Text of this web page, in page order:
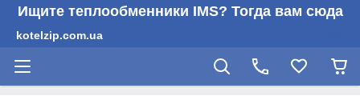
Ищите теплообменники IMS? Тогда вам сюда
kotelzip.com.ua